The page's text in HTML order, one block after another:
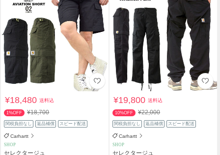
¥18,480送料込
1%OFF ¥18,700
関税負担なし 返品補償 スピード配送
Carhartt
SHOP
セレクタージュ
¥19,800送料込
10%OFF ¥22,000
関税負担なし 返品補償 スピード配送
Carhartt
SHOP
セレクタージュ